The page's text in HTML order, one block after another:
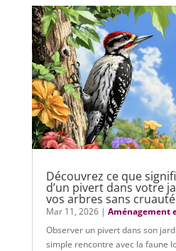
Découvrez ce que
d’un pivert dans votre
vos arbres sans cruauté
Mar 11, 2026| Aménagement
Observer un pivert dans son
simple rencontre avec la faune